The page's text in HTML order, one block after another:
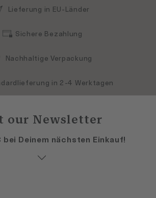
Lieferung in EU-Länder
Sichere Bezahlung
Nachhaltige Verpackung
in 2-4 Werktagen
our Newsletter
bei Deinem nächsten Einkauf!